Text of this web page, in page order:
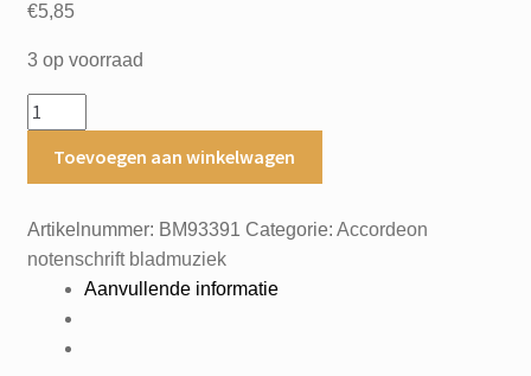
€5,85
3 op voorraad
Individual
or
class
Accordion
course
book
aantal
Toevoegen aan winkelwagen
Artikelnummer: BM93391 Categorie: Accordeon
notenschrift bladmuziek
Aanvullende informatie